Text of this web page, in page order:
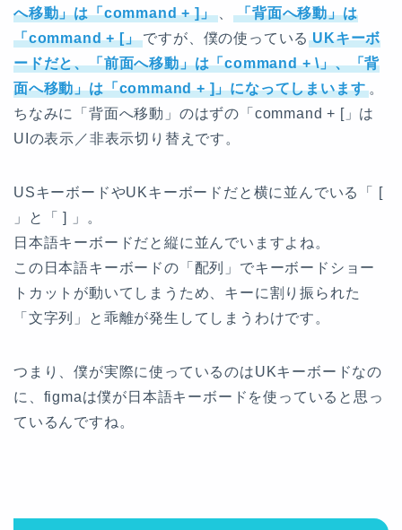
へ移動」は「command + ]」
、 「背面へ移動」は
「command + [」 ですが、僕の使っている UKキーボ
ードだと、「前面へ移動」は「command + \」、「背
面へ移動」は「command + ]」になってしまいます 。
ちなみに「背面へ移動」のはずの「command + [」は
UIの表示／非表示切り替えです。
USキーボードやUKキーボードだと横に並んでいる「 [
」と「 ] 」。
日本語キーボードだと縦に並んでいますよね。
この日本語キーボードの「配列」でキーボードショー
トカットが動いてしまうため、キーに割り振られた
「文字列」と乖離が発生してしまうわけです。
つまり、僕が実際に使っているのはUKキーボードなの
に、figmaは僕が日本語キーボードを使っていると思っ
ているんですね。